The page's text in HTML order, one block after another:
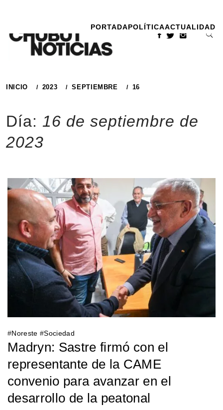
contenido
PORTADAPOLÍTICAACTUALIDAD
INICIO 2023 SEPTIEMBRE 16
Día: 16 de septiembre de
2023
#Noreste #Sociedad
Madryn: Sastre firmó con el
representante de la CAME
convenio para avanzar en el
desarrollo de la peatonal